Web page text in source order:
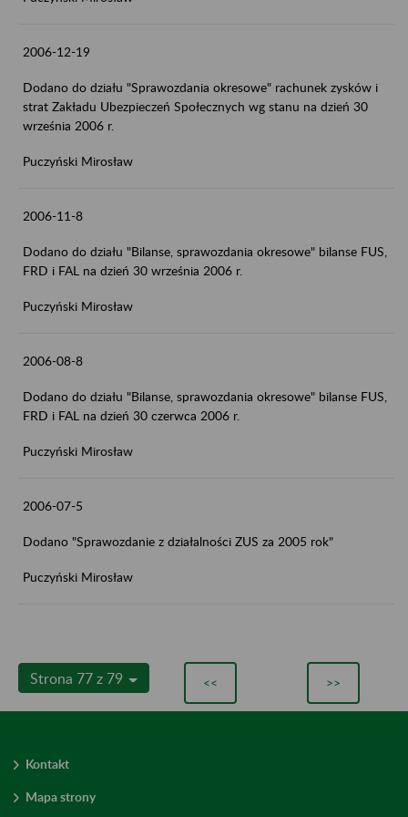
2006-12-19
Dodano do działu "Sprawozdania okresowe" rachunek zysków i
strat Zakładu Ubezpieczeń Społecznych wg stanu na dzień 30
września 2006 r.
Puczyński Mirosław
2006-11-8
Dodano do działu "Bilanse, sprawozdania okresowe" bilanse FUS,
FRD i FAL na dzień 30 września 2006 r.
Puczyński Mirosław
2006-08-8
Dodano do działu "Bilanse, sprawozdania okresowe" bilanse FUS,
FRD i FAL na dzień 30 czerwca 2006 r.
Puczyński Mirosław
2006-07-5
Dodano "Sprawozdanie z działalności ZUS za 2005 rok"
Puczyński Mirosław
Strona 77 z 79 << >>
Kontakt
Mapa strony